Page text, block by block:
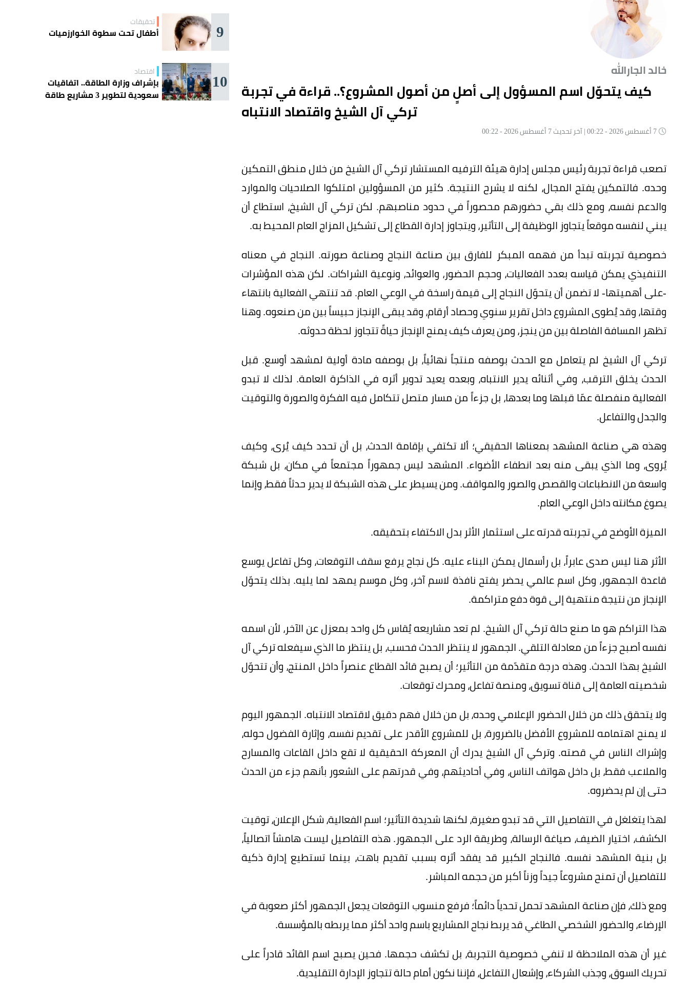
خالد الجارالله
كيف يتحوّل اسم المسؤول إلى أصلٍ من أصول المشروع؟.. قراءة في تجربة
تركي آل الشيخ واقتصاد الانتباه
تصعب قراءة تجربة رئيس مجلس إدارة هيئة الترفيه المستشار تركي آل الشيخ من خلال منطق التمكين
وحده. فالتمكين يفتح المجال، لكنه لا يشرح النتيجة. كثير من المسؤولين امتلكوا الصلاحيات والموارد
والدعم نفسه، ومع ذلك بقي حضورهم محصوراً في حدود مناصبهم. لكن تركي آل الشيخ، استطاع أن
يبني لنفسه موقعاً يتجاوز الوظيفة إلى التأثير، ويتجاوز إدارة القطاع إلى تشكيل المزاج العام المحيط به.
خصوصية تجربته تبدأ من فهمه المبكر للفارق بين صناعة النجاح وصناعة صورته. النجاح في معناه
التنفيذي يمكن قياسه بعدد الفعاليات، وحجم الحضور، والعوائد، ونوعية الشراكات. لكن هذه المؤشرات
-على أهميتها- لا تضمن أن يتحوّل النجاح إلى قيمة راسخة في الوعي العام. قد تنتهي الفعالية بانتهاء
وقتها، وقد يُطوى المشروع داخل تقرير سنوي وحصاد أرقام، وقد يبقى الإنجاز حبيساً بين من صنعوه. وهنا
تظهر المسافة الفاصلة بين من ينجز، ومن يعرف كيف يمنح الإنجاز حياةً تتجاوز لحظة حدوثه.
تركي آل الشيخ لم يتعامل مع الحدث بوصفه منتجاً نهائياً، بل بوصفه مادة أولية لمشهد أوسع. قبل
الحدث يخلق الترقب، وفي أثنائه يدير الانتباه، وبعده يعيد تدوير أثره في الذاكرة العامة. لذلك لا تبدو
الفعالية منفصلة عمّا قبلها وما بعدها، بل جزءاً من مسار متصل تتكامل فيه الفكرة والصورة والتوقيت
والجدل والتفاعل.
وهذه هي صناعة المشهد بمعناها الحقيقي؛ ألا تكتفي بإقامة الحدث، بل أن تحدد كيف يُرى، وكيف
يُروى، وما الذي يبقى منه بعد انطفاء الأضواء. المشهد ليس جمهوراً مجتمعاً في مكان، بل شبكة
واسعة من الانطباعات والقصص والصور والمواقف. ومن يسيطر على هذه الشبكة لا يدير حدثاً فقط، وإنما
يصوغ مكانته داخل الوعي العام.
الميزة الأوضح في تجربته قدرته على استثمار الأثر بدل الاكتفاء بتحقيقه.
الأثر هنا ليس صدى عابراً، بل رأسمال يمكن البناء عليه. كل نجاح يرفع سقف التوقعات، وكل تفاعل يوسع
قاعدة الجمهور، وكل اسم عالمي يحضر يفتح نافذة لاسم آخر، وكل موسم يمهد لما يليه. بذلك يتحوّل
الإنجاز من نتيجة منتهية إلى قوة دفع متراكمة.
هذا التراكم هو ما صنع حالة تركي آل الشيخ. لم تعد مشاريعه يُقاس كل واحد بمعزل عن الآخر، لأن اسمه
نفسه أصبح جزءاً من معادلة التلقي. الجمهور لا ينتظر الحدث فحسب، بل ينتظر ما الذي سيفعله تركي آل
الشيخ بهذا الحدث. وهذه درجة متقدّمة من التأثير؛ أن يصبح قائد القطاع عنصراً داخل المنتج، وأن تتحوّل
شخصيته العامة إلى قناة تسويق، ومنصة تفاعل، ومحرك توقعات.
ولا يتحقق ذلك من خلال الحضور الإعلامي وحده، بل من خلال فهم دقيق لاقتصاد الانتباه. الجمهور اليوم
لا يمنح اهتمامه للمشروع الأفضل بالضرورة، بل للمشروع الأقدر على تقديم نفسه، وإثارة الفضول حوله،
وإشراك الناس في قصته. وتركي آل الشيخ يدرك أن المعركة الحقيقية لا تقع داخل القاعات والمسارح
والملاعب فقط، بل داخل هواتف الناس، وفي أحاديثهم، وفي قدرتهم على الشعور بأنهم جزء من الحدث
حتى إن لم يحضروه.
لهذا يتغلغل في التفاصيل التي قد تبدو صغيرة، لكنها شديدة التأثير؛ اسم الفعالية، شكل الإعلان، توقيت
الكشف، اختيار الضيف، صياغة الرسالة، وطريقة الرد على الجمهور. هذه التفاصيل ليست هامشاً اتصالياً،
بل بنية المشهد نفسه. فالنجاح الكبير قد يفقد أثره بسبب تقديم باهت، بينما تستطيع إدارة ذكية
للتفاصيل أن تمنح مشروعاً جيداً وزناً أكبر من حجمه المباشر.
ومع ذلك، فإن صناعة المشهد تحمل تحدياً دائماً؛ فرفع منسوب التوقعات يجعل الجمهور أكثر صعوبة في
الإرضاء، والحضور الشخصي الطاغي قد يربط نجاح المشاريع باسم واحد أكثر مما يربطه بالمؤسسة.
غير أن هذه الملاحظة لا تنفي خصوصية التجربة، بل تكشف حجمها. فحين يصبح اسم القائد قادراً على
تحريك السوق، وجذب الشركاء، وإشعال التفاعل، فإننا نكون أمام حالة تتجاوز الإدارة التقليدية.
9 تحقيقات
أطفال تحت سطوة الخوارزميات
10 اقتصاد
بإشراف وزارة الطاقة.. اتفاقيات
سعودية لتطوير 3 مشاريع طاقة